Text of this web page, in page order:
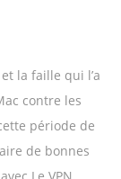
la faille qui l’a
contre les
période de
de bonnes